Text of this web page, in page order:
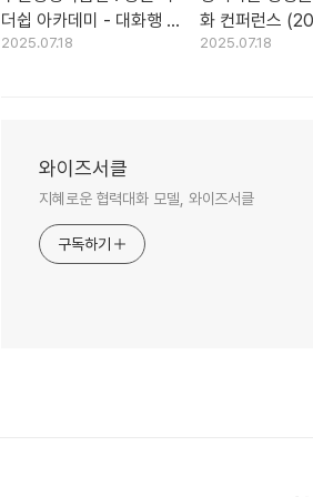
더쉽 아카데미 - 대화행 열
차, 2기 (2019.9.7~12.12
2025.07.18
화 컨퍼런스
2025.07.18
와이즈서클
지혜로운 협력대화 모델, 와이즈서클
구독하기